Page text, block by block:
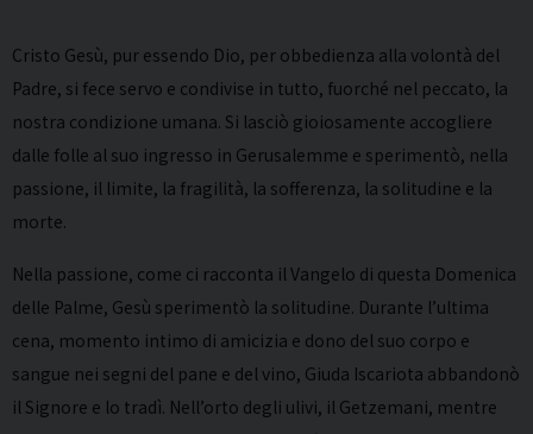
Cristo Gesù, pur essendo Dio, per obbedienza alla volontà del
Padre, si fece servo e condivise in tutto, fuorché nel peccato, la
nostra condizione umana. Si lasciò gioiosamente accogliere
dalle folle al suo ingresso in Gerusalemme e sperimentò, nella
passione, il limite, la fragilità, la sofferenza, la solitudine e la
morte.
Nella passione, come ci racconta il Vangelo di questa Domenica
delle Palme, Gesù sperimentò la solitudine. Durante l’ultima
cena, momento intimo di amicizia e dono del suo corpo e
sangue nei segni del pane e del vino, Giuda Iscariota abbandonò
il Signore e lo tradì. Nell’orto degli ulivi, il Getzemani, mentre